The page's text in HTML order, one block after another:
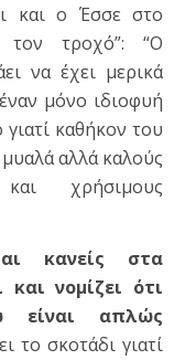
και ο Έσσε στο
τον τροχό”: “Ο
να έχει μερικά
μόνο ιδιοφυή
γιατί καθήκον του
μυαλά αλλά καλούς
και χρήσιμους
κανείς στα
νομίζει ότι
είναι απλώς
το σκοτάδι γιατί